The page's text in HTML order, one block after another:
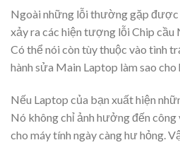
Ngoài những lỗi thường gặp được
xảy ra các hiện tượng lỗi Chip cầu
Có thể nói còn tùy thuộc vào tình
hành sửa Main Laptop làm sao
Nếu Laptop của bạn xuất hiện
Nó không chỉ ảnh hưởng đến công
cho máy tính ngày càng hư hỏng.